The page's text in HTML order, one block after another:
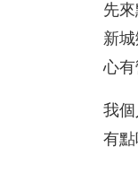
先
新
心有
我
有點